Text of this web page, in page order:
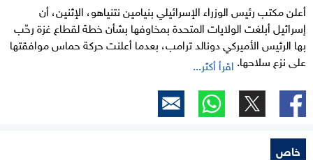
أعلن مكتب رئيس الوزراء الإسرائيلي بنيامين نتنياهو، الإثنين، أن
إسرائيل أبلغت الولايات المتحدة بمخاوفها بشأن خطة لقطاع غزة رحّب
بها الرئيس الأميركي دونالد ترامب، بعدما أعلنت حركة حماس موافقتها
على نزع سلاحها. اقرأ أكثر...
خاص